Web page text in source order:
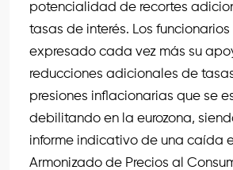
potencialidad de recortes
tasas de interés. Los
expresado cada vez más su
reducciones adicionales de
presiones inflacionarias que se
debilitando en la eurozona,
informe indicativo de una caída
Armonizado de Precios al